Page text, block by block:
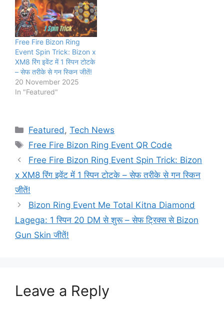
Free Fire Bizon Ring
Event Spin Trick: Bizon x
XM8 रिंग इवेंट में 1 स्पिन टोटके
– सेफ तरीके से गन स्किन जीतें!
20 November 2025
In "Featured"
Categories
Featured ,Tech News
Tags
Free Fire Bizon Ring Event QR Code
Free Fire Bizon Ring Event Spin Trick: Bizon
x XM8 रिंग इवेंट में 1 स्पिन टोटके – सेफ तरीके से गन स्किन
जीतें!
Bizon Ring Event Me Total Kitna Diamond
Lagega: 1 स्पिन 20 DM से शुरू – सेफ ट्रिक्स से Bizon
Gun Skin जीतें!
Leave a Reply